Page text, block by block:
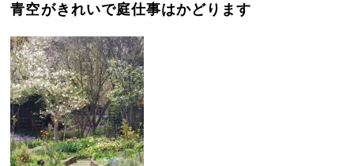
青空がきれいで庭仕事はかどります